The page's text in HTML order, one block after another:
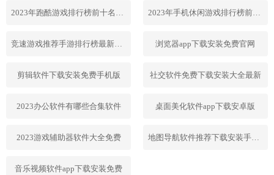
2023年手机休闲游戏排行榜前十名
浏览器app下载安装免费官网
剪辑软件下载安装免费手机版 社交软件免费下载安装大全最新
2023办公软件有哪些合集软件 桌面美化软件app下载安卓版
2023游戏辅助器软件大全免费 地图导航软件推荐下载安装手机版
音乐视频软件app下载安装免费